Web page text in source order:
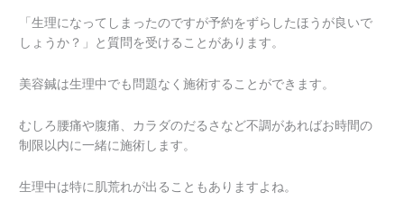
「生理になってしまったのですが予約をずらしたほうが良いで
しょうか？」と質問を受けることがあります。
美容鍼は生理中でも問題なく施術することができます。
むしろ腰痛や腹痛、カラダのだるさなど不調があればお時間の
制限以内に一緒に施術します。
生理中は特に肌荒れが出ることもありますよね。